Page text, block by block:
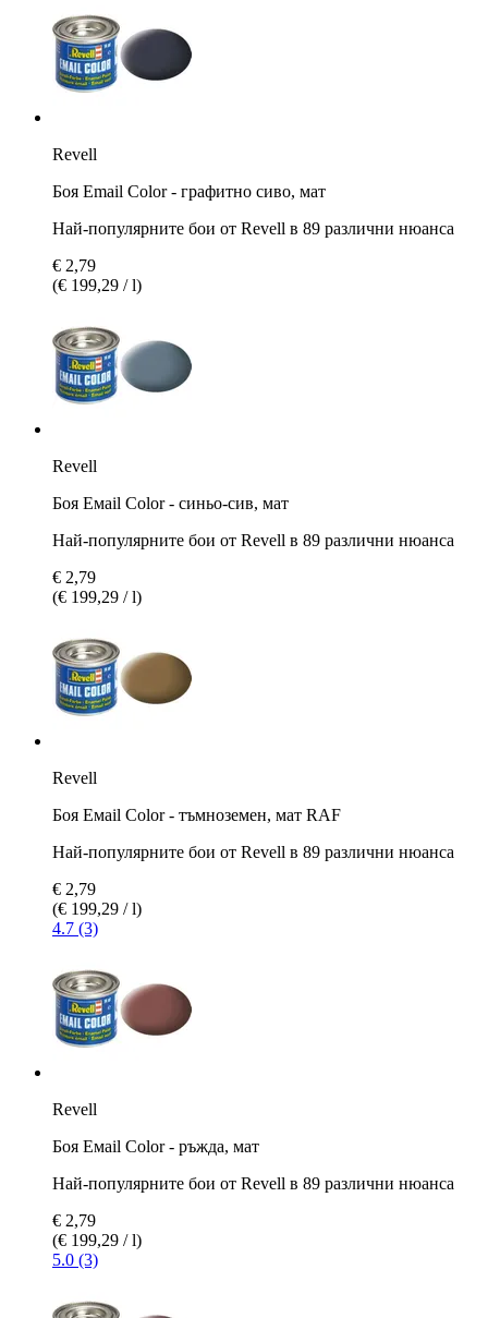
Revell
Боя Email Color - графитно сиво, мат
Най-популярните бои от Revell в 89 различни нюанса
€ 2,79
(€ 199,29 / l)
Revell
Боя Емаil Color - синьо-сив, мат
Най-популярните бои от Revell в 89 различни нюанса
€ 2,79
(€ 199,29 / l)
Revell
Боя Емаil Color - тъмноземен, мат RAF
Най-популярните бои от Revell в 89 различни нюанса
€ 2,79
(€ 199,29 / l)
4.7 (3)
Revell
Боя Емаil Color - ръжда, мат
Най-популярните бои от Revell в 89 различни нюанса
€ 2,79
(€ 199,29 / l)
5.0 (3)